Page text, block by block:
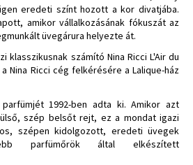
eredeti színt hozott a kor divatjába.
amikor vállalkozásának fókuszát az
üvegárura helyezte át.
klasszikusnak számító Nina Ricci L'Air du
Nina Ricci cég felkérésére a Lalique-ház
1992-ben adta ki. Amikor azt
szép belsőt rejt, ez a mondat igazi
szépen kidolgozott, eredeti üvegek
parfümőrök által elkészített